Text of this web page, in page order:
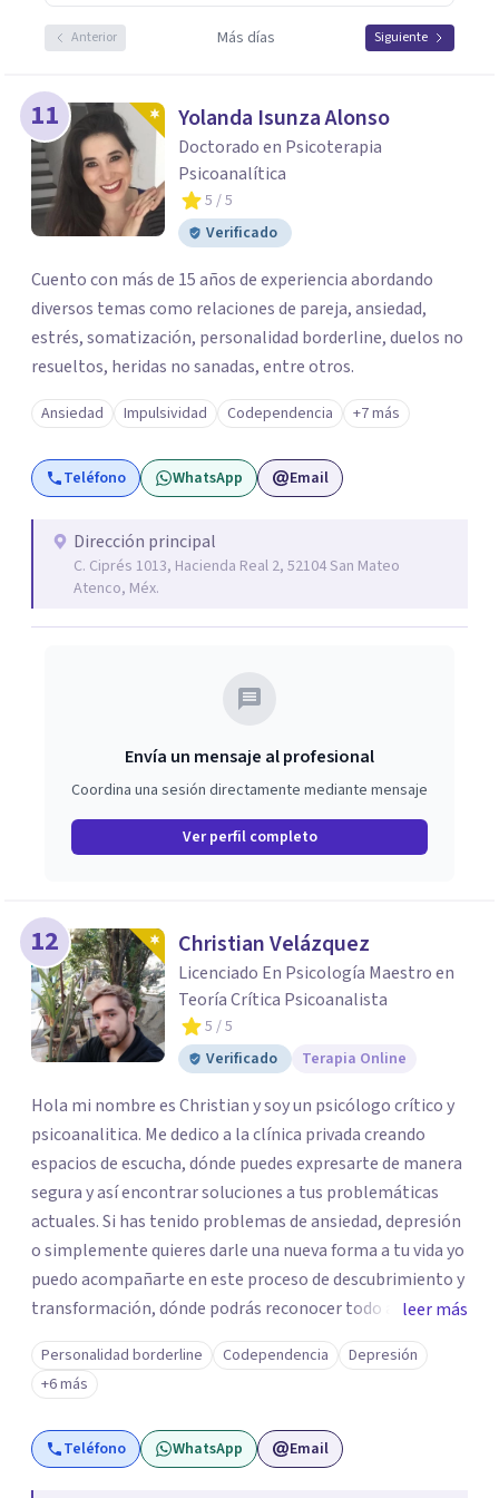
Anterior Más días Siguiente
11 Yolanda Isunza Alonso
Doctorado en Psicoterapia
Psicoanalítica
5 / 5
Verificado
Cuento con más de 15 años de experiencia abordando
diversos temas como relaciones de pareja, ansiedad,
estrés, somatización, personalidad borderline, duelos no
resueltos, heridas no sanadas, entre otros.
Ansiedad Impulsividad Codependencia +7 más
Teléfono WhatsApp Email
Dirección principal
C. Ciprés 1013, Hacienda Real 2, 52104 San Mateo
Atenco, Méx.
Envía un mensaje al profesional
Coordina una sesión directamente mediante mensaje
Ver perfil completo
12 Christian Velázquez
Licenciado En Psicología Maestro en
Teoría Crítica Psicoanalista
5 / 5
Verificado
Terapia Online
Hola mi nombre es Christian y soy un psicólogo crítico y
psicoanalitica. Me dedico a la clínica privada creando
espacios de escucha, dónde puedes expresarte de manera
segura y así encontrar soluciones a tus problemáticas
actuales. Si has tenido problemas de ansiedad, depresión
o simplemente quieres darle una nueva forma a tu vida yo
puedo acompañarte en este proceso de descubrimiento y
transformación, dónde podrás reconocer todo aquello
que te ha aqueja. Así que si buscas un espacio de compañía
seguro respetuoso y fraternal yo puedo acompañarte.
leer más
Personalidad borderline Codependencia
Depresión
+6 más
Teléfono WhatsApp Email